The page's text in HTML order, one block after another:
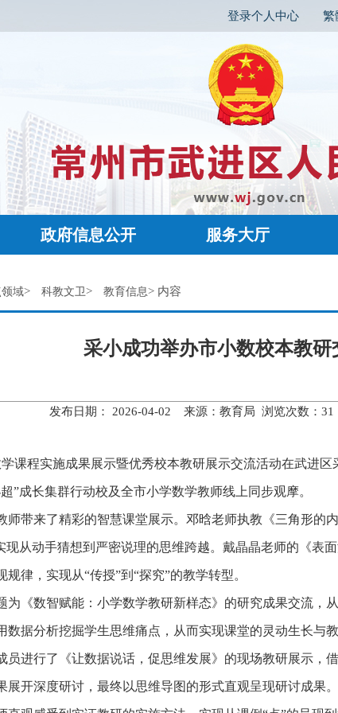
登录个人中心 繁
政府信息公开 服务大厅
域> 科教文卫> 教育信息> 内容
采小成功举办市小数校本教研
发布日期： 2026-04-02 来源：教育局 浏览次数： 31
课程实施成果展示暨优秀校本教研展示交流活动在武进
”成长集群行动校及全市小学数学教师线上同步观摩。
师带来了精彩的智慧课堂展示。邓晗老师执教《三角形的
现从动手猜想到严密说理的思维跨越。戴晶晶老师的《表
律，实现从“传授”到“探究”的教学转型。
为《数智赋能：小学数学教研新样态》的研究成果交流，
据分析挖掘学生思维痛点，从而实现课堂的灵动生长与教
员进行了《让数据说话，促思维发展》的现场教研展示，
展开深度研讨，最终以思维导图的形式直观呈现研讨成果